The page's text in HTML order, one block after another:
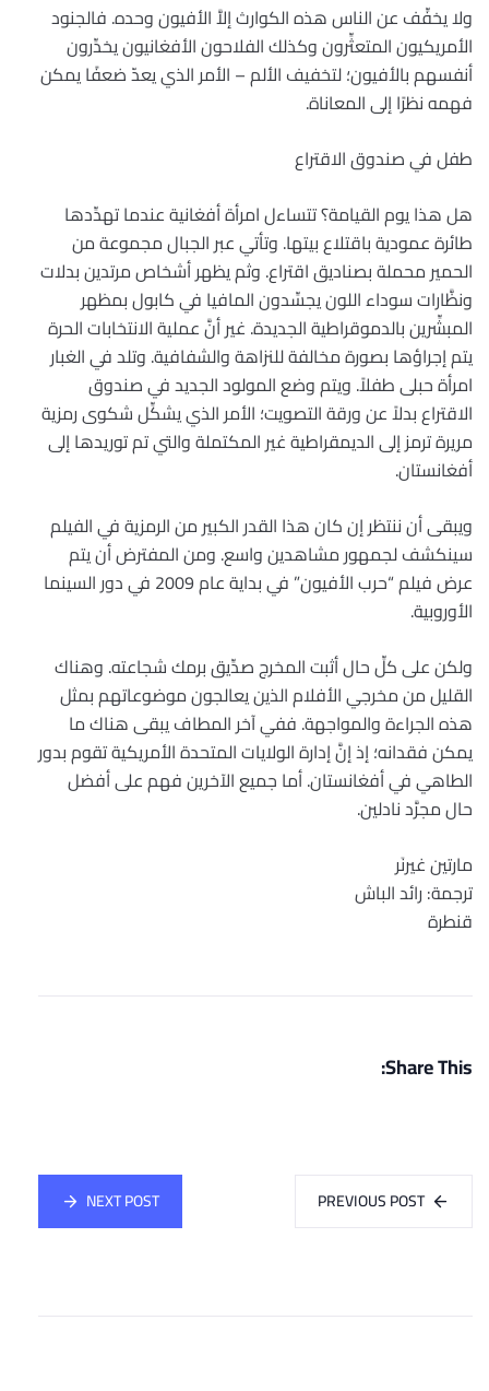
ولا يخفِّف عن الناس هذه الكوارث إلاَّ الأفيون وحده. فالجنود
الأمريكيون المتعثِّرون وكذلك الفلاحون الأفغانيون يخدِّرون
أنفسهم بالأفيون؛ لتخفيف الألم – الأمر الذي يعدّ ضعفًا يمكن
فهمه نظرًا إلى المعاناة.
طفل في صندوق الاقتراع
هل هذا يوم القيامة؟ تتساءل امرأة أفغانية عندما تهدِّدها
طائرة عمودية باقتلاع بيتها. وتأتي عبر الجبال مجموعة من
الحمير محملة بصناديق اقتراع. وثم يظهر أشخاص مرتدين بدلات
ونظَّارات سوداء اللون يجسِّدون المافيا في كابول بمظهر
المبشِّرين بالدموقراطية الجديدة. غير أنَّ عملية الانتخابات الحرة
يتم إجراؤها بصورة مخالفة للنزاهة والشفافية. وتلد في الغبار
امرأة حبلى طفلاً. ويتم وضع المولود الجديد في صندوق
الاقتراع بدلاً عن ورقة التصويت؛ الأمر الذي يشكِّل شكوى رمزية
مريرة ترمز إلى الديمقراطية غير المكتملة والتي تم توريدها إلى
أفغانستان.
ويبقى أن ننتظر إن كان هذا القدر الكبير من الرمزية في الفيلم
سينكشف لجمهور مشاهدين واسع. ومن المفترض أن يتم
عرض فيلم “حرب الأفيون” في بداية عام 2009 في دور السينما
الأوروبية.
ولكن على كلِّ حال أثبت المخرج صدِّيق برمك شجاعته. وهناك
القليل من مخرجي الأفلام الذين يعالجون موضوعاتهم بمثل
هذه الجراءة والمواجهة. ففي آخر المطاف يبقى هناك ما
يمكن فقدانه؛ إذ إنَّ إدارة الولايات المتحدة الأمريكية تقوم بدور
الطاهي في أفغانستان. أما جميع الآخرين فهم على أفضل
حال مجرَّد نادلين.
مارتين غيرنَر
ترجمة: رائد الباش
قنطرة
Share This:
PREVIOUS POST
NEXT POST